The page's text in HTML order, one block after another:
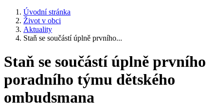
Úvodní stránka
Život v obci
Aktuality
Staň se součástí úplně prvního...
Staň se součástí úplně prvního
poradního týmu dětského
ombudsmana